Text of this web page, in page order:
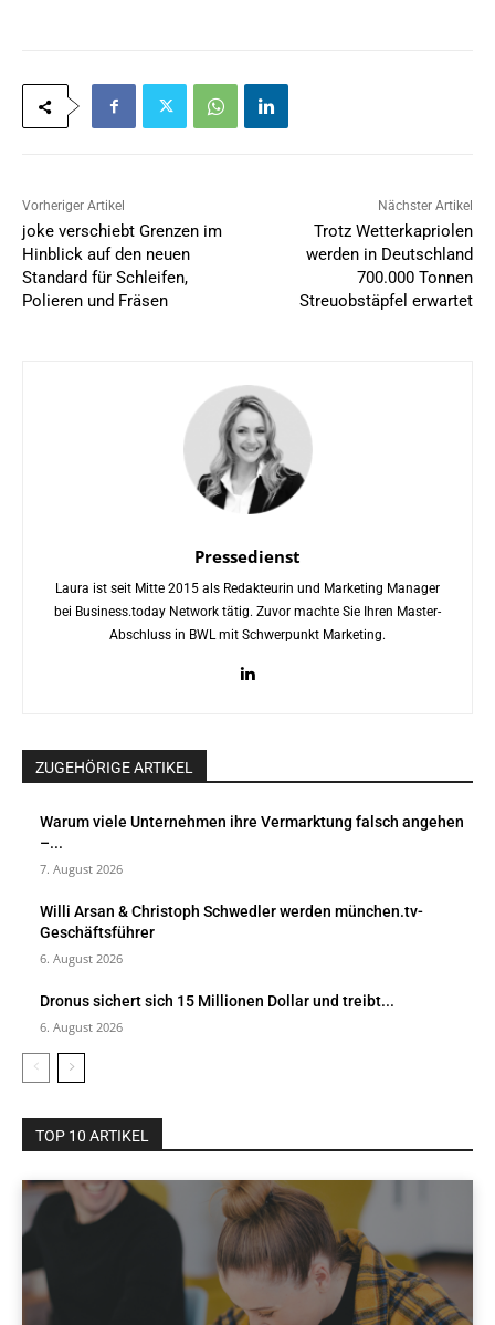
Vorheriger Artikel
joke verschiebt Grenzen im
Hinblick auf den neuen
Standard für Schleifen,
Polieren und Fräsen
Nächster Artikel
Trotz Wetterkapriolen
werden in Deutschland
700.000 Tonnen
Streuobstäpfel erwartet
Pressedienst
Laura ist seit Mitte 2015 als Redakteurin und Marketing Manager
bei Business.today Network tätig. Zuvor machte Sie Ihren Master-
Abschluss in BWL mit Schwerpunkt Marketing.
ZUGEHÖRIGE ARTIKEL
Warum viele Unternehmen ihre Vermarktung falsch angehen
–...
7. August 2026
Willi Arsan & Christoph Schwedler werden münchen.tv-
Geschäftsführer
6. August 2026
Dronus sichert sich 15 Millionen Dollar und treibt...
6. August 2026
TOP 10 ARTIKEL